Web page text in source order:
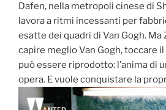
Dafen, nella metropoli cinese di
lavora a ritmi incessanti per
esatte dei quadri di Van Gogh. Ma
capire meglio Van Gogh, toccare
può essere riprodotto: l’anima di
opera. E vuole conquistare la